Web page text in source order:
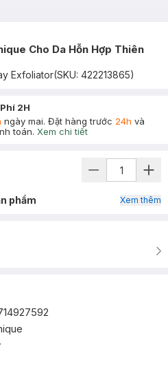
Cho Da Hỗn Hợp Thiên
Exfoliator(SKU: 422213865)
2H
ngày mai. Đặt hàng trước 24h và
toán. Xem chi tiết
phẩm Xem thêm